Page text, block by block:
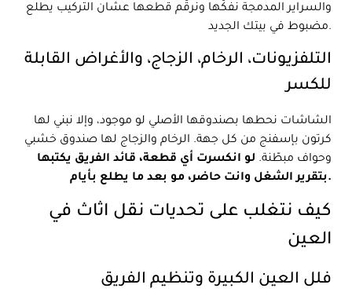
والسراير المدمجة نفكّها ونرقّم قطعها عشان التركيب يطلع
مضبوط في بيتك الجديد.
التلفزيونات، الرخام، الزجاج، والأغراض القابلة
للكسر
الشاشات نحطها بصندوقها الأصلي لو موجود، وإلا نبني لها
كرتون بإسفنج من كل جهة. الرخام والزجاج لها صندوق خشبي
وحواف مبطّنة. لو انكسرت أي قطعة، قائد الفريق يكتبها
بتقرير الشغل وانت حاضر، مو بعد ما يطلع بأيام.
كيف نتغلب على تحديات نقل اثاث في
العين
فلل العين الكبيرة وتنظيم الفريق